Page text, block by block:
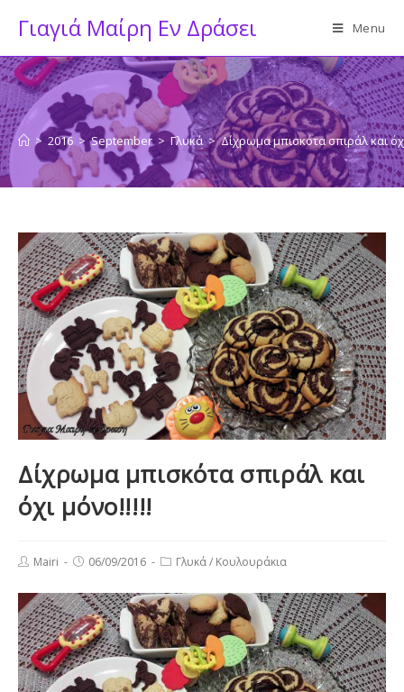
content
Γιαγιά Μαίρη Εν Δράσει Menu
> 2016 > September > Γλυκά > Δίχρωμα μπισκότα σπιράλ και
Δίχρωμα μπισκότα σπιράλ και
όχι μόνο!!!!!
PostMairi
Post06/09/2016
PostΓλυκά/ Κουλουράκια